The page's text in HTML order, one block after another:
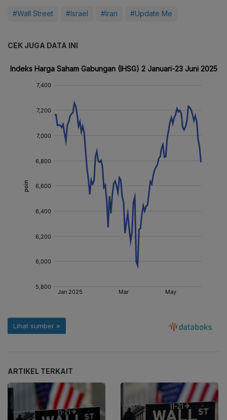
#Wall Street #Israel #Iran #Update Me
CEK JUGA DATA INI
ARTIKEL TERKAIT